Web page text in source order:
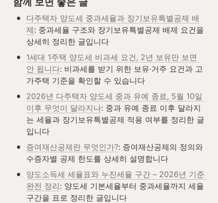
•
다주택자 양도세 중과세율과 장기보유특별공제 배
제: 중과세율 구조와 장기보유특별공제 배제 요건을
상세히 정리한 글입니다
•
1세대 1주택 양도세 비과세 요건, 2년 보유만 보면
안 됩니다: 비과세를 받기 위한 보유·거주 요건과 고
가주택 기준을 확인할 수 있습니다
•
2026년 다주택자 양도세 중과 유예 종료, 5월 10일
이후 무엇이 달라지나: 중과 유예 종료 이후 달라지
는 세율과 장기보유특별공제 적용 여부를 정리한 글
입니다
• 증여재산공제란 무엇인가?: 증여재산공제의 정의와
수증자별 공제 한도를 상세히 설명합니다
•
양도소득세 세율표와 누진세율 구간 – 2026년 기준
완전 정리: 양도세 기본세율부터 중과세율까지 세율
구간을 표로 정리한 글입니다